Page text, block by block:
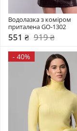
Водолазка з коміром
приталена GO-1302
551 ₴ 919 ₴
- 40%